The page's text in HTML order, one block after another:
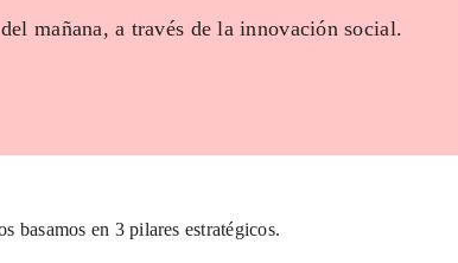
mañana, a través de la innovación social.
basamos en 3 pilares estratégicos.